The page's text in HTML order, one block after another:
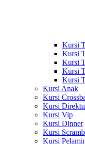
Kursi
Kursi
Kursi
Kursi
Kursi
Kursi Anak
Kursi
Kursi
Kursi Vip
Kursi Dinner
Kursi
Kursi